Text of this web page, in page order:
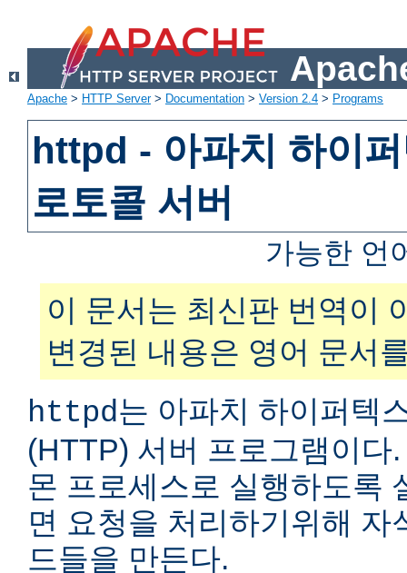
Apache > HTTP Server> Documentation > Version 2.4 > Programs
httpd - 아파치 하이
로토콜 서버
가능한 언
이 문서는 최신판 번역이
변경된 내용은 영어 문서
httpd는 아파치 하이퍼텍
(HTTP) 서버 프로그램이다
몬 프로세스로 실행하도록
면 요청을 처리하기위해 자
드들을 만든다.